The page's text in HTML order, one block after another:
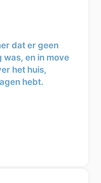
dat er geen
en in move
het huis,
hebt.